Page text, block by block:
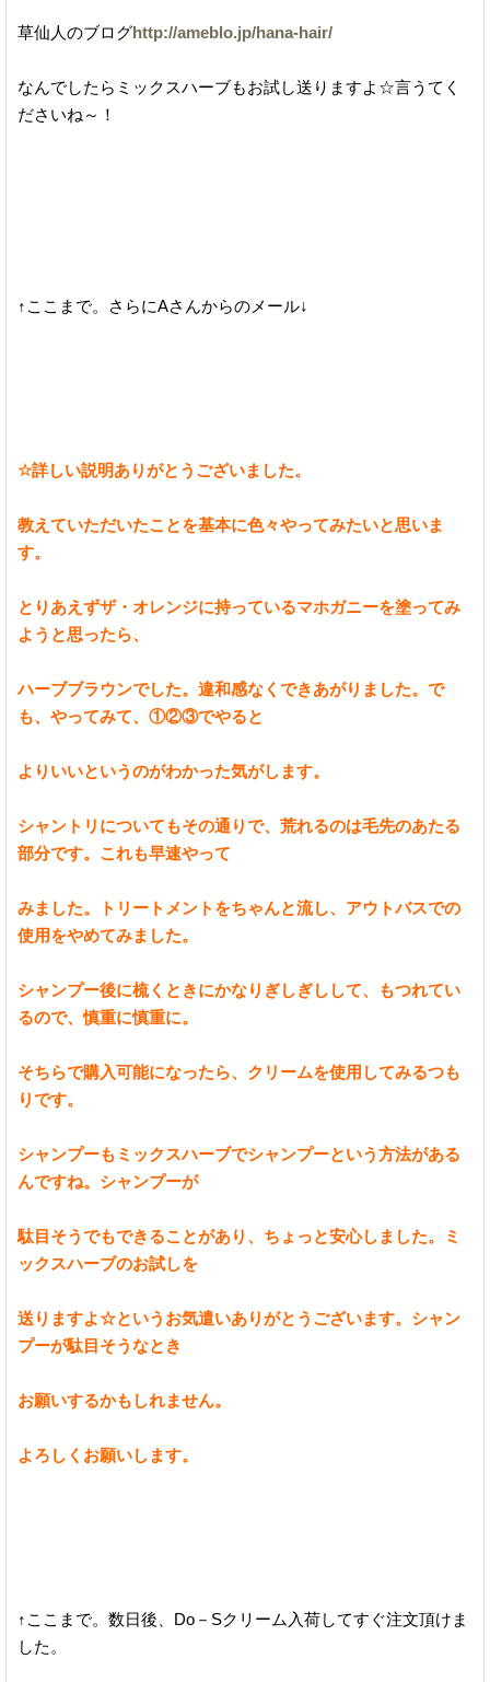
草仙人のブログhttp://ameblo.jp/hana-hair/
なんでしたらミックスハーブもお試し送りますよ☆言うてく
ださいね～！
↑ここまで。さらにAさんからのメール↓
☆詳しい説明ありがとうございました。
教えていただいたことを基本に色々やってみたいと思いま
す。
とりあえずザ・オレンジに持っているマホガニーを塗ってみ
ようと思ったら、
ハーブブラウンでした。違和感なくできあがりました。で
も、やってみて、①②③でやると
よりいいというのがわかった気がします。
シャントリについてもその通りで、荒れるのは毛先のあたる
部分です。これも早速やって
みました。トリートメントをちゃんと流し、アウトバスでの
使用をやめてみました。
シャンプー後に梳くときにかなりぎしぎしして、もつれてい
るので、慎重に慎重に。
そちらで購入可能になったら、クリームを使用してみるつも
りです。
シャンプーもミックスハーブでシャンプーという方法がある
んですね。シャンプーが
駄目そうでもできることがあり、ちょっと安心しました。ミ
ックスハーブのお試しを
送りますよ☆というお気遣いありがとうございます。シャン
プーが駄目そうなとき
お願いするかもしれません。
よろしくお願いします。
↑ここまで。数日後、Do－Sクリーム入荷してすぐ注文頂けま
した。